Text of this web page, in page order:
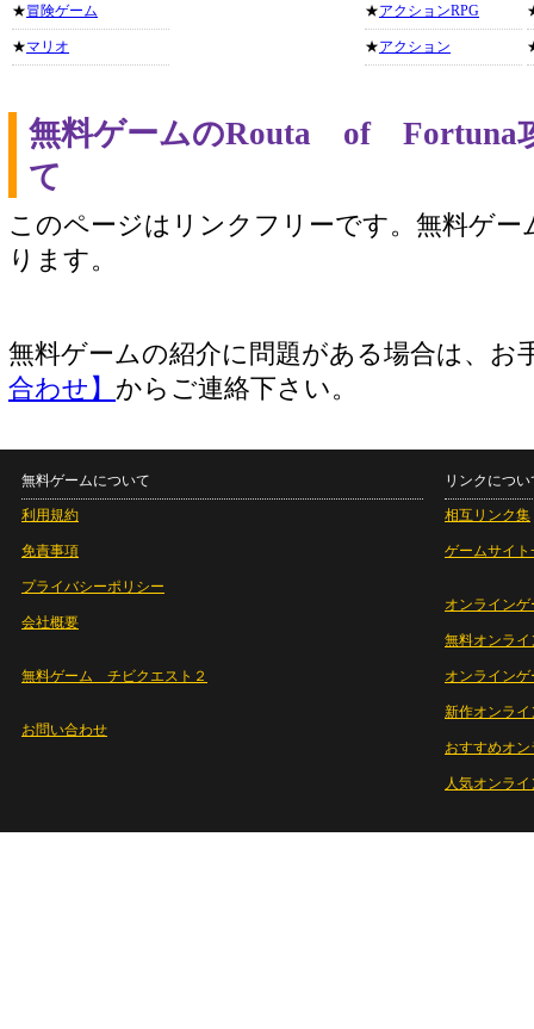
★冒険ゲーム
★マリオ
★アクションRPG
★アクション
無料ゲームのRouta of Fortuna
て
このページはリンクフリーです。無料ゲー
ります。
無料ゲームの紹介に問題がある場合は、お
合わせ】 からご連絡下さい。
無料ゲームについて
利用規約
免責事項
プライバシーポリシー
会社概要
無料ゲーム チビクエスト２
お問い合わせ
リンクについ
相互リンク集
ゲームサイト
オンラインゲ
無料オンライ
オンライン
新作オンライ
おすすめオ
人気オンラ